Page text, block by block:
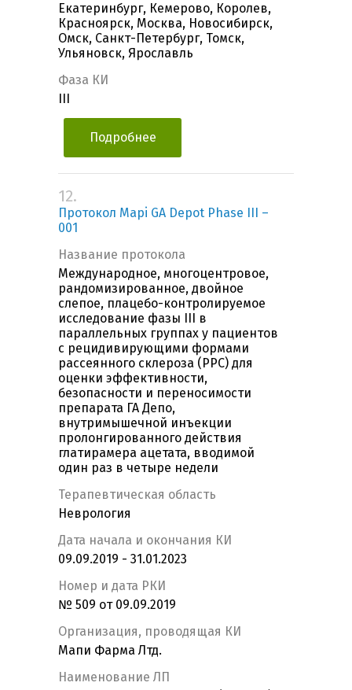
Екатеринбург, Кемерово, Королев,
Красноярск, Москва, Новосибирск,
Омск, Санкт-Петербург, Томск,
Ульяновск, Ярославль
Фаза КИ
Подробнее
12.
Протокол Mapi GA Depot Phase III –
001
Название протокола
Международное, многоцентровое,
рандомизированное, двойное
слепое, плацебо-контролируемое
исследование фазы III в
параллельных группах у пациентов
с рецидивирующими формами
рассеянного склероза (РРС) для
оценки эффективности,
безопасности и переносимости
препарата ГА Депо,
внутримышечной инъекции
пролонгированного действия
глатирамера ацетата, вводимой
один раз в четыре недели
Терапевтическая область
Неврология
Дата начала и окончания КИ
09.09.2019 - 31.01.2023
Номер и дата РКИ
№ 509 от 09.09.2019
Организация, проводящая КИ
Мапи Фарма Лтд.
Наименование ЛП